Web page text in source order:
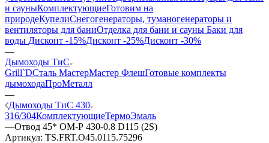
и сауныКомплектующиеГотовим на
природеКупелиСнегогенераторы, туманогенераторы и
вентиляторы для баниОтделка для бани и сауны Баки для
воды Дисконт -15%Дисконт -25%Дисконт -30%
—
Дымоходы ТиС
Grill`DСталь МастерМастер ФлешГотовые комплекты
дымоходаПроМеталл
—
Дымоходы ТиС 430
316/304КомплектующиеТермоЭмаль
—Отвод 45* ОМ-Р 430-0.8 D115 (2S)
Артикул: TS.FRT.O45.0115.75296